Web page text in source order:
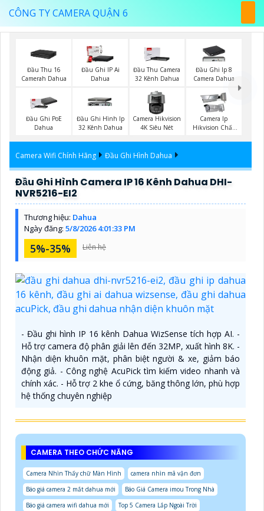
CÔNG TY CAMERA QUẬN 6
Đầu Thu 16
Camerah Dahua
Đầu Ghi IP Ai
Dahua
Đầu Thu Camera
32 Kênh Dahua
Đầu Ghi Ip 8
Camera Dahua
Đầu Ghi PoE
Dahua
Đầu Ghi Hình Ip
32 Kênh Dahua
Camera Hikvision
4K Siêu Nét
Camera Ip
Hikvision Chất
Camera Wifi Chính Hãng Đầu Ghi Hình Dahua
Đầu Ghi Hình Camera IP 16 Kênh Dahua DHI-
NVR5216-EI2
Thương hiệu: Dahua
Ngày đăng: 5/8/2026 4:01:33 PM
5%-35% Liên hệ
- Đầu ghi hình IP 16 kênh Dahua WizSense tích hợp AI. -
Hỗ trợ camera độ phân giải lên đến 32MP, xuất hình 8K. -
Nhận diện khuôn mặt, phân biệt người & xe, giảm báo
động giả. - Công nghệ AcuPick tìm kiếm video nhanh và
chính xác. - Hỗ trợ 2 khe ổ cứng, băng thông lớn, phù hợp
hệ thống chuyên nghiệp
CAMERA THEO CHỨC NĂNG
Camera Nhìn Thấy chữ Màn Hình
camera nhìn mã vận đơn
Báo giá camera 2 mắt dahua mới
Báo Giá Camera imou Trong Nhà
Báo giá camera wifi dahua mới
Top 5 Camera Lắp Ngoài Trời